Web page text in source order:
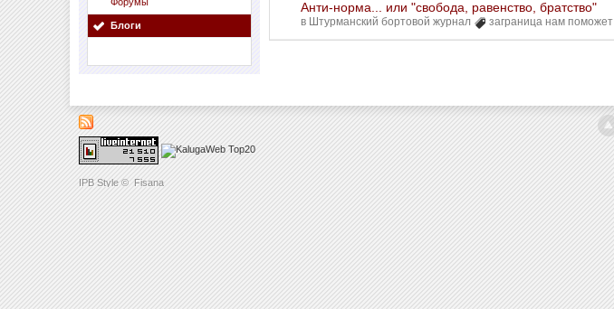
IPB Style © Fisana
Блоги
Анти-норма... или "свобода, равенство, братство"
в Штурманский бортовой журнал заграница нам поможет